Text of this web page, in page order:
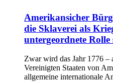
Amerikansicher
die Sklaverei als
untergeordnete Rolle
Zwar wird das Jahr 1776 –
Vereinigten Staaten von
allgemeine internationale